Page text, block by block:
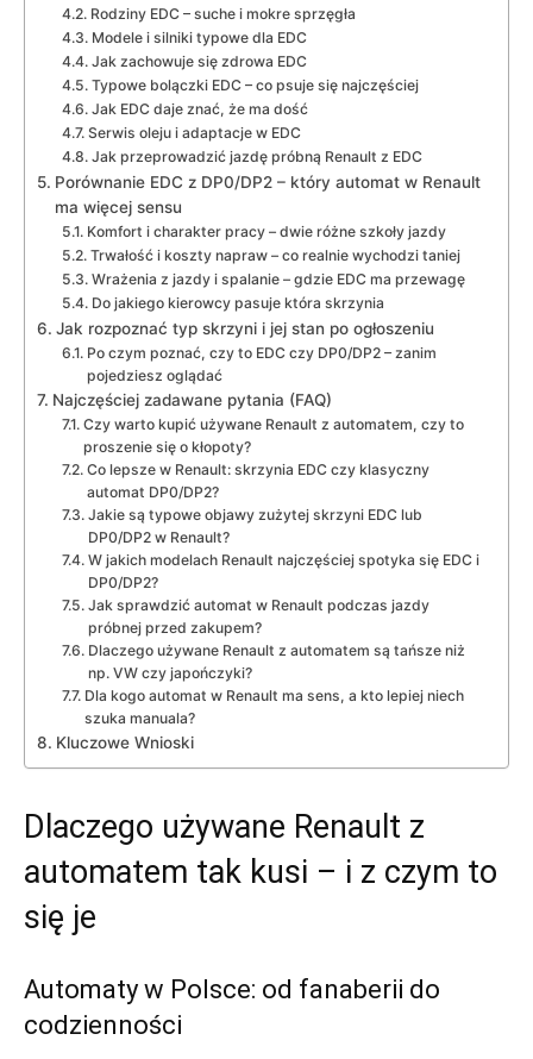
Rodziny EDC – suche i mokre sprzęgła
Modele i silniki typowe dla EDC
Jak zachowuje się zdrowa EDC
Typowe bolączki EDC – co psuje się najczęściej
Jak EDC daje znać, że ma dość
Serwis oleju i adaptacje w EDC
Jak przeprowadzić jazdę próbną Renault z EDC
Porównanie EDC z DP0/DP2 – który automat w Renault
ma więcej sensu
Komfort i charakter pracy – dwie różne szkoły jazdy
Trwałość i koszty napraw – co realnie wychodzi taniej
Wrażenia z jazdy i spalanie – gdzie EDC ma przewagę
Do jakiego kierowcy pasuje która skrzynia
Jak rozpoznać typ skrzyni i jej stan po ogłoszeniu
Po czym poznać, czy to EDC czy DP0/DP2 – zanim
pojedziesz oglądać
Najczęściej zadawane pytania (FAQ)
Czy warto kupić używane Renault z automatem, czy to
proszenie się o kłopoty?
Co lepsze w Renault: skrzynia EDC czy klasyczny
automat DP0/DP2?
Jakie są typowe objawy zużytej skrzyni EDC lub
DP0/DP2 w Renault?
W jakich modelach Renault najczęściej spotyka się EDC i
DP0/DP2?
Jak sprawdzić automat w Renault podczas jazdy
próbnej przed zakupem?
Dlaczego używane Renault z automatem są tańsze niż
np. VW czy japończyki?
Dla kogo automat w Renault ma sens, a kto lepiej niech
szuka manuala?
Kluczowe Wnioski
Dlaczego używane Renault z
automatem tak kusi – i z czym to
się je
Automaty w Polsce: od fanaberii do
codzienności